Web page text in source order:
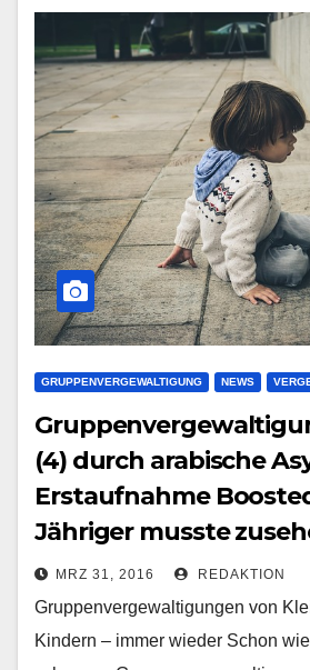
GRUPPENVERGEWALTIGUNG NEWS
(4) durch arabische
Erstaufnahme
Jähriger musste
MRZ 31, 2016 REDAKTION
Gruppenvergewaltigungen von
Kindern – immer wieder Schon